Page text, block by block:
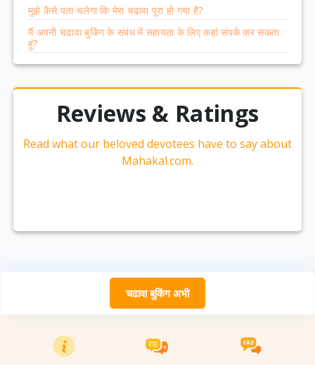
मुझे कैसे पता चलेगा कि मेरा चढावा पूरा हो गया है?
मैं अपनी चढावा बुकिंग के संबंध में सहायता के लिए कहां संपर्क कर सकता
हूं?
Reviews & Ratings
Read what our beloved devotees have to say about
Mahakal.com.
चढावा बुकिंग अभी